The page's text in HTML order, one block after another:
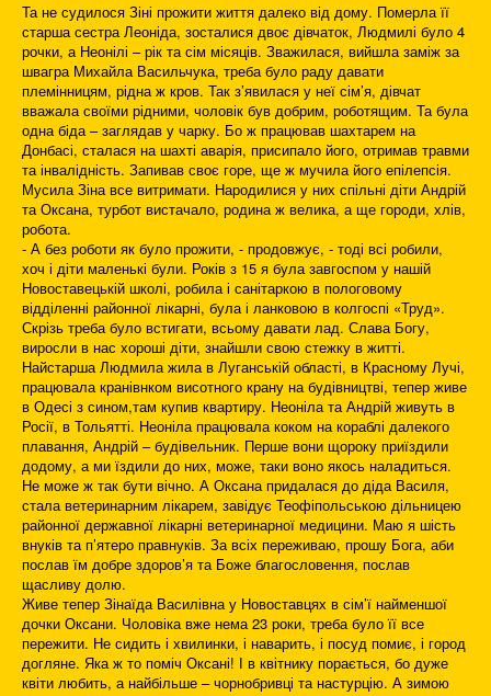
Та не судилося Зіні прожити життя далеко від дому. Померла її
старша сестра Леоніда, зосталися двоє дівчаток, Людмилі було 4
рочки, а Неонілі – рік та сім місяців. Зважилася, вийшла заміж за
швагра Михайла Васильчука, треба було раду давати
племінницям, рідна ж кров. Так з’явилася у неї сім’я, дівчат
вважала своїми рідними, чоловік був добрим, роботящим. Та була
одна біда – заглядав у чарку. Бо ж працював шахтарем на
Донбасі, сталася на шахті аварія, присипало його, отримав травми
та інвалідність. Запивав своє горе, ще ж мучила його епілепсія.
Мусила Зіна все витримати. Народилися у них спільні діти Андрій
та Оксана, турбот вистачало, родина ж велика, а ще городи, хлів,
робота.
- А без роботи як було прожити, - продовжує, - тоді всі робили,
хоч і діти маленькі були. Років з 15 я була завгоспом у нашій
Новоставецькій школі, робила і санітаркою в пологовому
відділенні районної лікарні, була і ланковою в колгоспі «Труд».
Скрізь треба було встигати, всьому давати лад. Слава Богу,
виросли в нас хороші діти, знайшли свою стежку в житті.
Найстарша Людмила жила в Луганській області, в Красному Лучі,
працювала кранівнком висотного крану на будівництві, тепер живе
в Одесі з сином,там купив квартиру. Неоніла та Андрій живуть в
Росії, в Тольятті. Неоніла працювала коком на кораблі далекого
плавання, Андрій – будівельник. Перше вони щороку приїздили
додому, а ми їздили до них, може, таки воно якось наладиться.
Не може ж так бути вічно. А Оксана придалася до діда Василя,
стала ветеринарним лікарем, завідує Теофіпольською дільницею
районної державної лікарні ветеринарної медицини. Маю я шість
внуків та п’ятеро правнуків. За всіх переживаю, прошу Бога, аби
послав їм добре здоров’я та Боже благословення, послав
щасливу долю.
Живе тепер Зінаїда Василівна у Новоставцях в сім’ї найменшої
дочки Оксани. Чоловіка вже нема 23 роки, треба було її все
пережити. Не сидить і хвилинки, і наварить, і посуд помиє, і город
догляне. Яка ж то поміч Оксані! І в квітнику порається, бо дуже
квіти любить, а найбільше – чорнобривці та настурцію. А зимою